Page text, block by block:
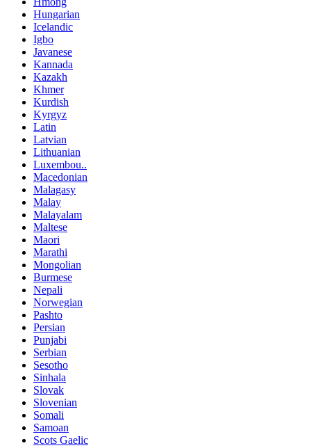
Hungarian
Icelandic
Igbo
Javanese
Kannada
Kazakh
Khmer
Kurdish
Kyrgyz
Latin
Latvian
Lithuanian
Luxembou..
Macedonian
Malagasy
Malay
Malayalam
Maltese
Maori
Marathi
Mongolian
Burmese
Nepali
Norwegian
Pashto
Persian
Punjabi
Serbian
Sesotho
Sinhala
Slovak
Slovenian
Somali
Samoan
Scots Gaelic